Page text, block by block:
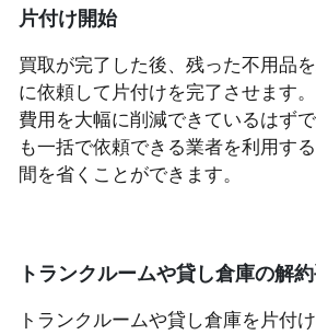
片付け開始
買取が完了した後、残った不用品
に依頼して片付けを完了させます
費用を大幅に削減できているはず
も一括で依頼できる業者を利用す
間を省くことができます。
トランクルームや貸し倉庫の解
トランクルームや貸し倉庫を片付